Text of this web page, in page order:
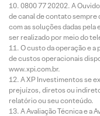
0800 77 20202. A
de canal de contato
com as soluções dadas
ser realizado por meio do
O custo da operação e
de custos operacionais
www.xpi.com.br.
A XP Investimentos se
prejuízos, diretos ou
relatório ou seu conteúdo.
A Avaliação Técnica e a